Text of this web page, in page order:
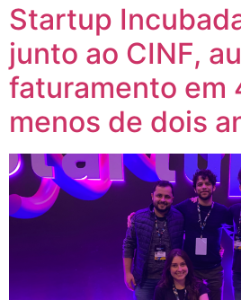
Startup
junto ao CINF,
faturamento em
menos de dois